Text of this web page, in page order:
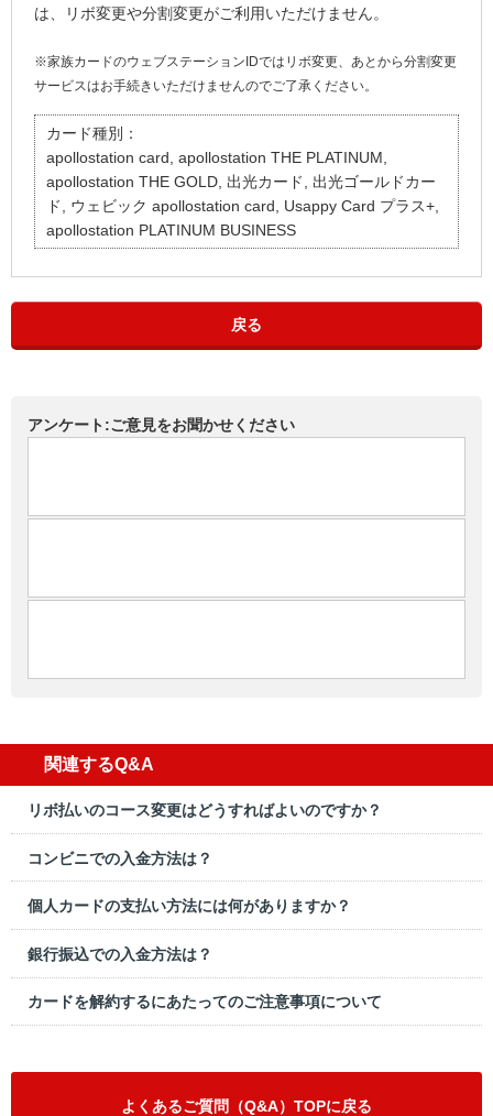
は、リボ変更や分割変更がご利用いただけません。
※家族カードのウェブステーションIDではリボ変更、あとから分割変更
サービスはお手続きいただけませんのでご了承ください。
カード種別：
apollostation card, apollostation THE PLATINUM,
apollostation THE GOLD, 出光カード, 出光ゴールドカー
ド, ウェビック apollostation card, Usappy Card プラス+,
apollostation PLATINUM BUSINESS
戻る
アンケート:ご意見をお聞かせください
関連するQ&A
リボ払いのコース変更はどうすればよいのですか？
コンビニでの入金方法は？
個人カードの支払い方法には何がありますか？
銀行振込での入金方法は？
カードを解約するにあたってのご注意事項について
よくあるご質問（Q&A）TOPに戻る